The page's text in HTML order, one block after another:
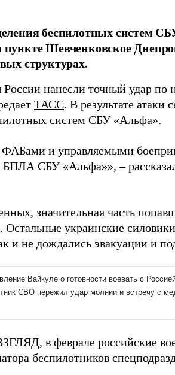
беспилотных систем
Шевченковское
структурах.
нанесли точный удар по
ТАСС. В результате атаки
систем СБУ «Альфа».
и управляемыми
БПЛА СБУ «Альфа»», –
значительная часть
Остальные украинские
и не дождались эвакуации и
в феврале российские
беспилотников